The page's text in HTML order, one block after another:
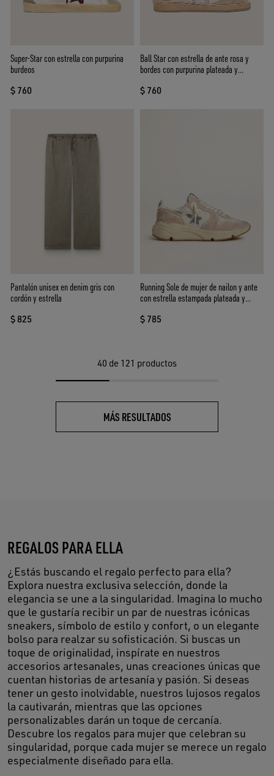
Super-Star con estrella con purpurina
burdeos
$ 760
Ball Star con estrella de ante rosa y
bordes con purpurina plateada y
$ 760
Pantalón unisex en denim gris con
cordón y estrella
$ 825
Running Sole de mujer de nailon y ante
con estrella estampada plateada y
$ 785
40 de 121 productos
MÁS RESULTADOS
REGALOS PARA ELLA
¿Estás buscando el regalo perfecto para ella?
Explora nuestra exclusiva selección, donde la
elegancia se une a la singularidad. Imagina lo mucho
que le gustaría recibir un par de nuestras icónicas
sneakers, símbolo de estilo y confort, o un elegante
bolso para realzar su sofisticación. Si buscas un
toque de originalidad, inspírate en nuestros
accesorios artesanales, unas creaciones únicas que
cuentan historias de artesanía y pasión. Si deseas
tener un gesto inolvidable, nuestros lujosos regalos
la cautivarán, mientras que las opciones
personalizables darán un toque de cercanía.
Descubre los regalos para mujer que celebran su
singularidad, porque cada mujer se merece un regalo
especialmente diseñado para ella.